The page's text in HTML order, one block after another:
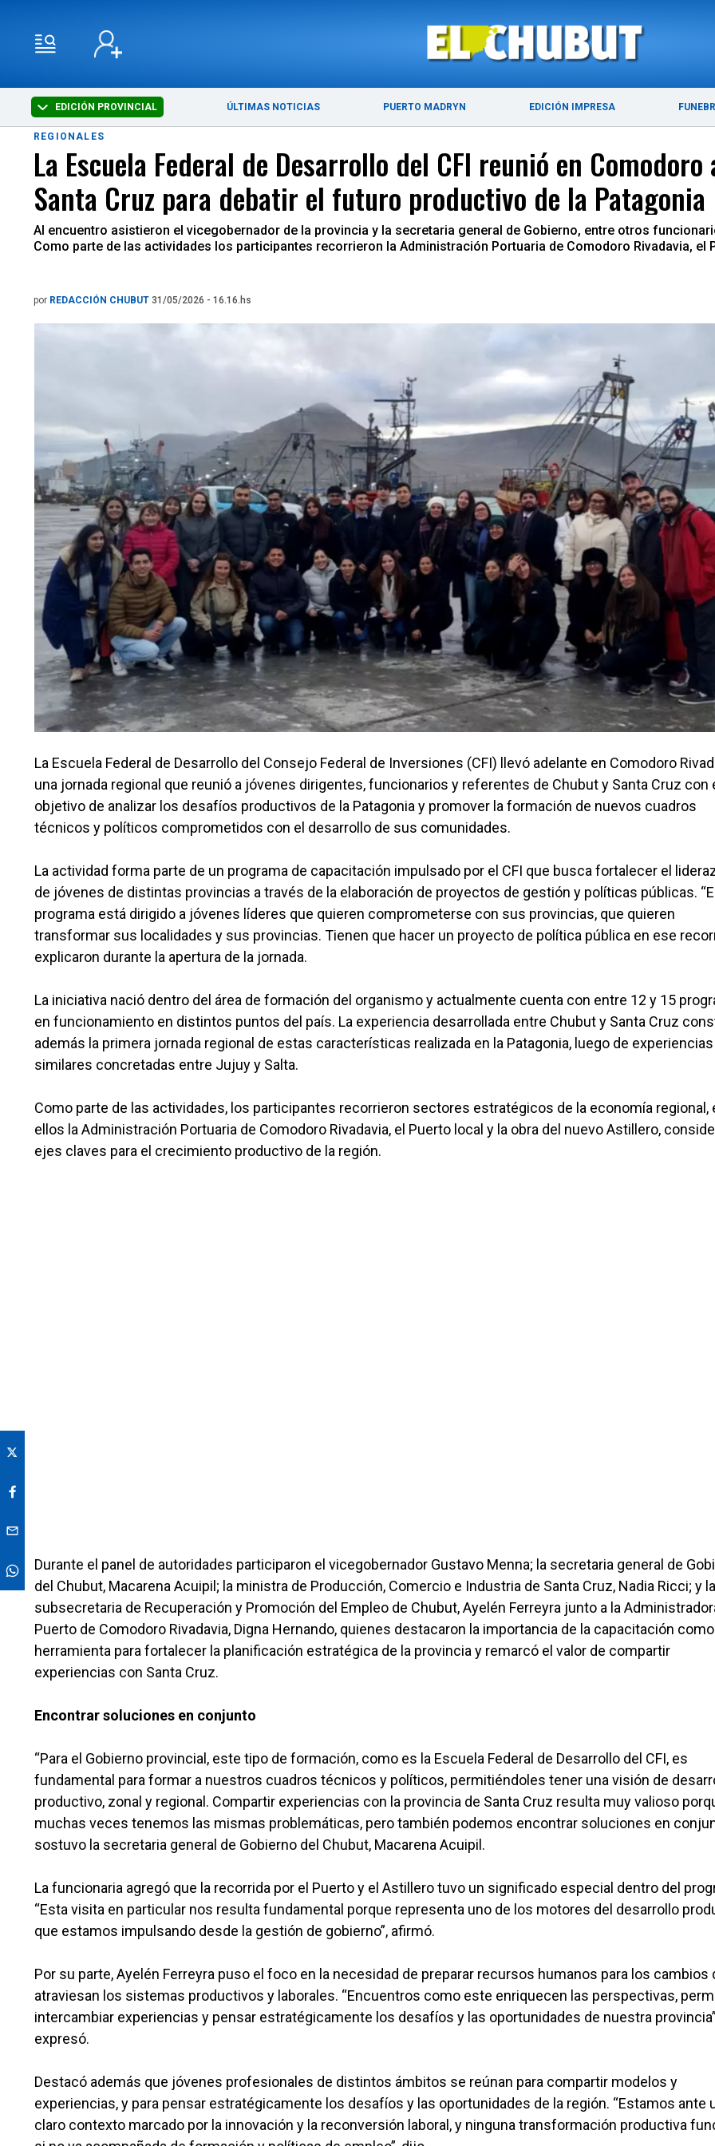
EDICIÓN PROVINCIAL ÚLTIMAS NOTICIAS PUERTO MADRYN EDICIÓN IMPRESA
ÚLTIMAS NOTICIAS PUERTO MADRYN
REGIONALES
La Escuela Federal de Desarrollo del CFI reunió en
Santa Cruz para debatir el futuro productivo de la Patagonia
Al encuentro asistieron el vicegobernador de la provincia y la secretaria general de Gobierno, entre otros
Como parte de las actividades los participantes recorrieron la Administración Portuaria de Comodoro Rivadavia, el
por REDACCIÓN CHUBUT 31/05/2026 - 16.16.hs
La Escuela Federal de Desarrollo del Consejo Federal de Inversiones (CFI) llevó adelante en Comodoro
una jornada regional que reunió a jóvenes dirigentes, funcionarios y referentes de Chubut y Santa Cruz con
objetivo de analizar los desafíos productivos de la Patagonia y promover la formación de nuevos cuadros
técnicos y políticos comprometidos con el desarrollo de sus comunidades.
La actividad forma parte de un programa de capacitación impulsado por el CFI que busca fortalecer el
de jóvenes de distintas provincias a través de la elaboración de proyectos de gestión y políticas públicas.
programa está dirigido a jóvenes líderes que quieren comprometerse con sus provincias, que quieren
transformar sus localidades y sus provincias. Tienen que hacer un proyecto de política pública en ese
explicaron durante la apertura de la jornada.
La iniciativa nació dentro del área de formación del organismo y actualmente cuenta con entre 12 y 15
en funcionamiento en distintos puntos del país. La experiencia desarrollada entre Chubut y Santa Cruz
además la primera jornada regional de estas características realizada en la Patagonia, luego de experiencias
similares concretadas entre Jujuy y Salta.
Como parte de las actividades, los participantes recorrieron sectores estratégicos de la economía regional,
ellos la Administración Portuaria de Comodoro Rivadavia, el Puerto local y la obra del nuevo Astillero,
ejes claves para el crecimiento productivo de la región.
Durante el panel de autoridades participaron el vicegobernador Gustavo Menna; la secretaria general de
del Chubut, Macarena Acuipil; la ministra de Producción, Comercio e Industria de Santa Cruz, Nadia Ricci; y la
subsecretaria de Recuperación y Promoción del Empleo de Chubut, Ayelén Ferreyra junto a la
Puerto de Comodoro Rivadavia, Digna Hernando, quienes destacaron la importancia de la capacitación como
herramienta para fortalecer la planificación estratégica de la provincia y remarcó el valor de compartir
experiencias con Santa Cruz.
Encontrar soluciones en conjunto
“Para el Gobierno provincial, este tipo de formación, como es la Escuela Federal de Desarrollo del CFI, es
fundamental para formar a nuestros cuadros técnicos y políticos, permitiéndoles tener una visión de
productivo, zonal y regional. Compartir experiencias con la provincia de Santa Cruz resulta muy valioso
muchas veces tenemos las mismas problemáticas, pero también podemos encontrar soluciones en
sostuvo la secretaria general de Gobierno del Chubut, Macarena Acuipil.
La funcionaria agregó que la recorrida por el Puerto y el Astillero tuvo un significado especial dentro del
“Esta visita en particular nos resulta fundamental porque representa uno de los motores del desarrollo
que estamos impulsando desde la gestión de gobierno”, afirmó.
Por su parte, Ayelén Ferreyra puso el foco en la necesidad de preparar recursos humanos para los cambios
atraviesan los sistemas productivos y laborales. “Encuentros como este enriquecen las perspectivas,
intercambiar experiencias y pensar estratégicamente los desafíos y las oportunidades de nuestra
expresó.
Destacó además que jóvenes profesionales de distintos ámbitos se reúnan para compartir modelos y
experiencias, y para pensar estratégicamente los desafíos y las oportunidades de la región. “Estamos ante
claro contexto marcado por la innovación y la reconversión laboral, y ninguna transformación productiva